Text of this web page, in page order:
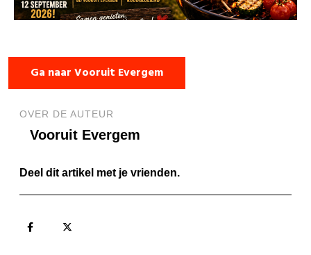
Ga naar Vooruit Evergem
OVER DE AUTEUR
Vooruit Evergem
Deel dit artikel met je vrienden.